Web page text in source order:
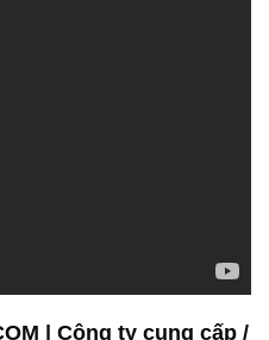
bán và phân phối hóa
khách hàng những sản